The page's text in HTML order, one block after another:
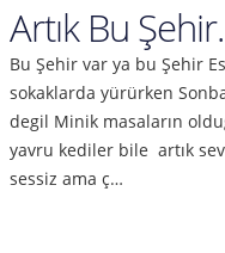
Artık Bu
Bu Şehir var ya bu Şehir
sokaklarda yürürken
degil Minik masaların
yavru kediler bile artık
sessiz ama ç…